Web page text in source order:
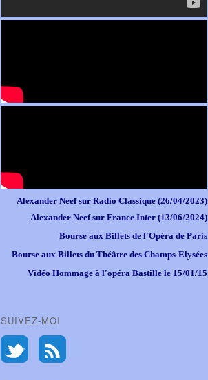
Alexander Neef sur Radio Classique (26/04/2023)
Alexander Neef sur France Inter (13/06/2024)
Bourse aux Billets de l'Opéra de Paris
Bourse aux Billets du Théâtre des Champs-Elysées
Vidéo Hommage à l'opéra Bastille le 15/01/15
SUIVEZ-MOI